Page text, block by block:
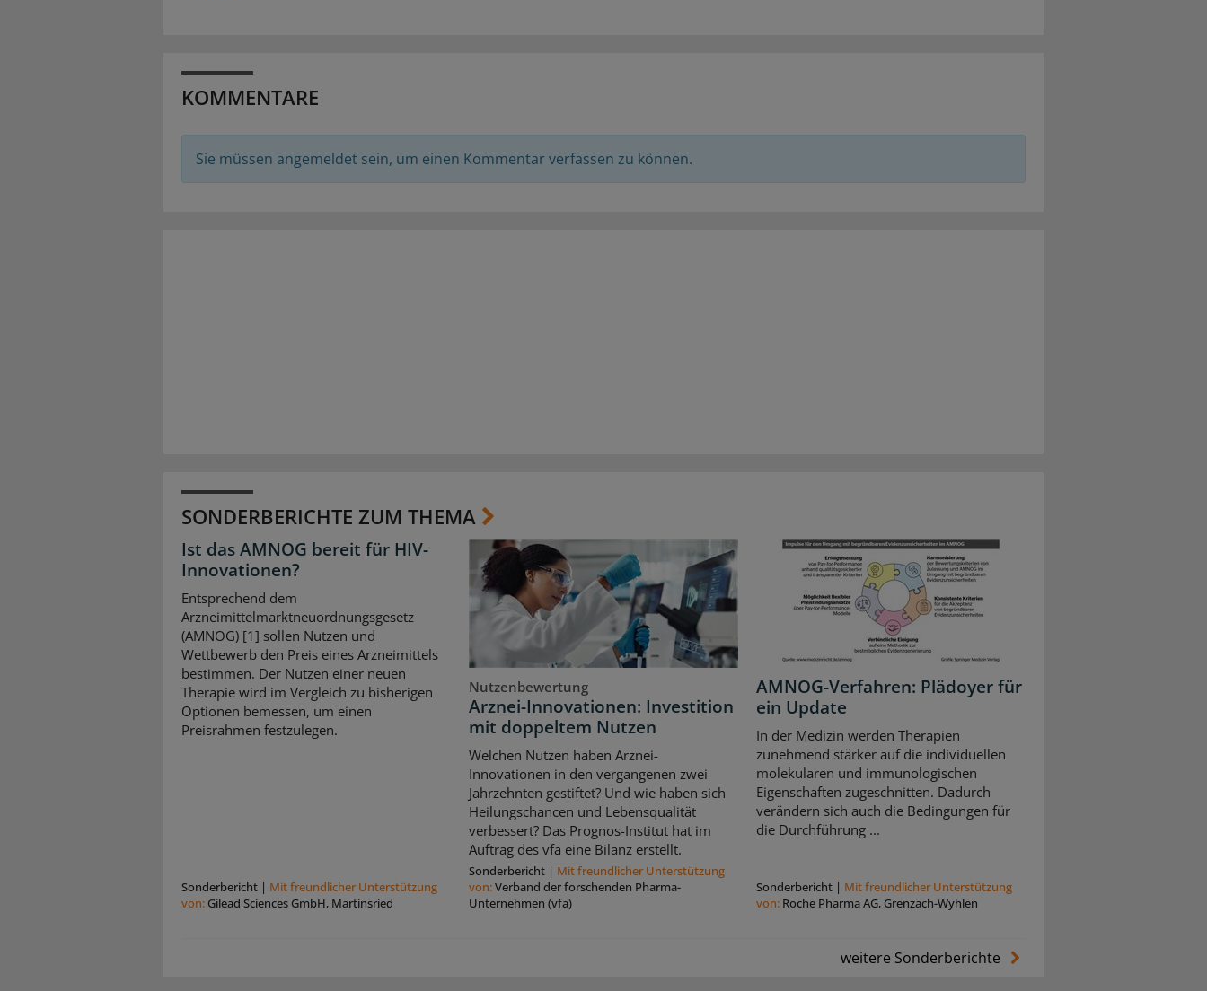
KOMMENTARE
Sie müssen angemeldet sein, um einen Kommentar verfassen zu können.
SONDERBERICHTE ZUM THEMA
Ist das AMNOG bereit für HIV-
Innovationen?
Entsprechend dem
Arzneimittelmarktneuordnungsgesetz
(AMNOG) [1] sollen Nutzen und
Wettbewerb den Preis eines Arzneimittels
bestimmen. Der Nutzen einer neuen
Therapie wird im Vergleich zu bisherigen
Optionen bemessen, um einen
Preisrahmen festzulegen.
Sonderbericht | Mit freundlicher Unterstützung
von: Gilead Sciences GmbH, Martinsried
Nutzenbewertung
Arznei-Innovationen: Investition
mit doppeltem Nutzen
Welchen Nutzen haben Arznei-
Innovationen in den vergangenen zwei
Jahrzehnten gestiftet? Und wie haben sich
Heilungschancen und Lebensqualität
verbessert? Das Prognos-Institut hat im
Auftrag des vfa eine Bilanz erstellt.
Sonderbericht| Mit freundlicher Unterstützung
von:Verband der forschenden Pharma-
Unternehmen (vfa)
AMNOG-Verfahren: Plädoyer für
ein Update
In der Medizin werden Therapien
zunehmend stärker auf die individuellen
molekularen und immunologischen
Eigenschaften zugeschnitten. Dadurch
verändern sich auch die Bedingungen für
die Durchführung ...
Sonderbericht| Mit freundlicher Unterstützung
von: Roche Pharma AG, Grenzach-Wyhlen
weitere Sonderberichte